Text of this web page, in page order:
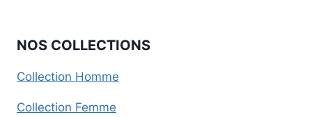
NOS COLLECTIONS
Collection Homme
Collection Femme